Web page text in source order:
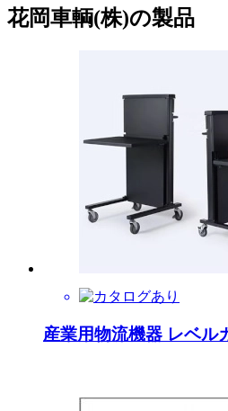
花岡車輌(株)の製品
産業用物流機器 レベル